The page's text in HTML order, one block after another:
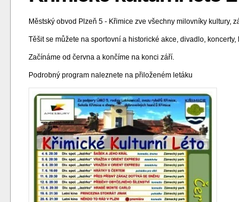
Městský obvod Plzeň 5 - Křimice zve všechny milovníky kultury,
Těšit se můžete na sportovní a historické akce, divadlo,
Začínáme od června a končíme na konci září.
Podrobný program naleznete na přiloženém letáku